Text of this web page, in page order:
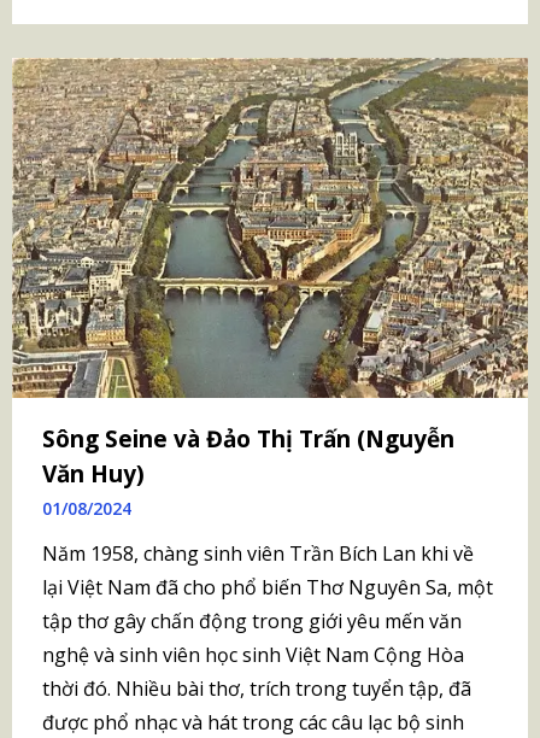
Sông Seine và Đảo Thị Trấn (Nguyễn
Văn Huy)
01/08/2024
Năm 1958, chàng sinh viên Trần Bích Lan khi về
lại Việt Nam đã cho phổ biến Thơ Nguyên Sa, một
tập thơ gây chấn động trong giới yêu mến văn
nghệ và sinh viên học sinh Việt Nam Cộng Hòa
thời đó. Nhiều bài thơ, trích trong tuyển tập, đã
được phổ nhạc và hát trong các câu lạc bộ sinh